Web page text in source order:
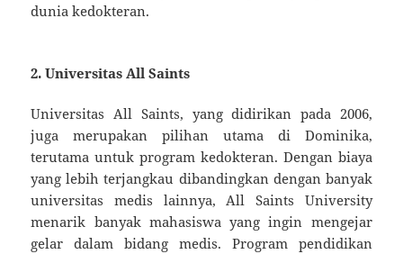
dunia kedokteran.
2.Universitas All Saints
Universitas All Saints, yang didirikan pada 2006,
juga merupakan pilihan utama di Dominika,
terutama untuk program kedokteran. Dengan biaya
yang lebih terjangkau dibandingkan dengan banyak
universitas medis lainnya, All Saints University
menarik banyak mahasiswa yang ingin mengejar
gelar dalam bidang medis. Program pendidikan